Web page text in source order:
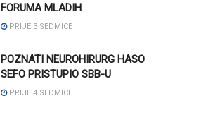
FORUMA MLADIH
PRIJE 3 SEDMICE
POZNATI NEUROHIRURG HASO
SEFO PRISTUPIO SBB-U
PRIJE 4 SEDMICE